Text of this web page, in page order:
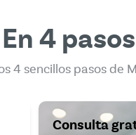
En 4
4 sencillos pasos de
Consulta